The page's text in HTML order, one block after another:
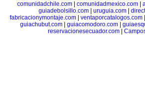
comunidadchile.com
comunidadmexico.com
guiadebolsillo.com| uruguia.com|
fabricacionymontaje.com| ventaporcatalogos.com
guiachubut.com
guiacomodoro.com
reservacionesecuador.com